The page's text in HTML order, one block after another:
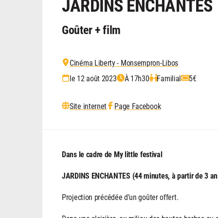
Goûter + film
Cinéma Liberty - Monsempron-Libos
le 12 août 2023
À 17h30 Familial 5€
Site internet Page Facebook
Dans le cadre de My little festival
JARDINS ENCHANTES (44 minutes, à partir de 3
Projection précédée d’un goûter offert.